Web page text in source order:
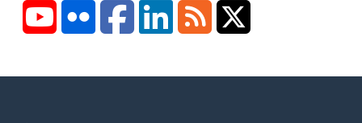
YouTubeFlickr FacebookLinkedInRSS